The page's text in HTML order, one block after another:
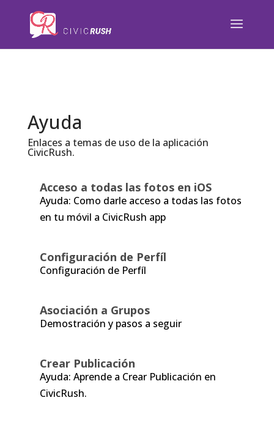
Ayuda
Enlaces a temas de uso de la aplicación
CivicRush.
Acceso a todas las fotos en iOS
Ayuda: Como darle acceso a todas las fotos
en tu móvil a CivicRush app
Configuración de Perfíl
Configuración de Perfíl
Asociación a Grupos
Demostración y pasos a seguir
Crear Publicación
Ayuda: Aprende a Crear Publicación en
CivicRush.